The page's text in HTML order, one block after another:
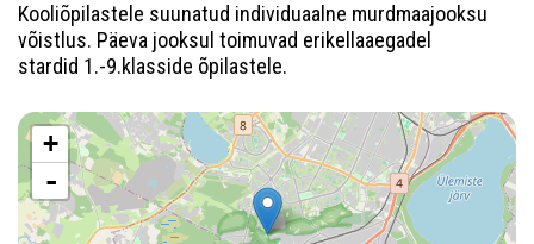
Kooliõpilastele suunatud individuaalne murdmaajooksu
võistlus. Päeva jooksul toimuvad erikellaaegadel
stardid 1.-9.klasside õpilastele.
+
-